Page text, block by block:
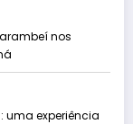
nos
uma experiência